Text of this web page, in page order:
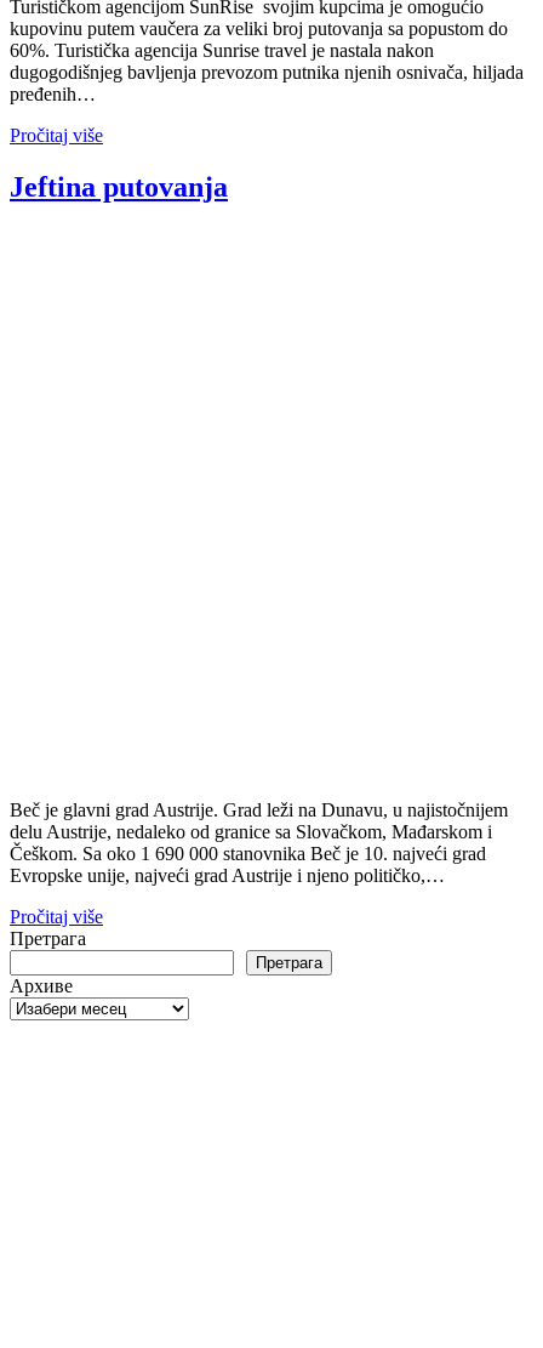
Turističkom agencijom SunRise svojim kupcima je omogućio
kupovinu putem vaučera za veliki broj putovanja sa popustom do
60%. Turistička agencija Sunrise travel je nastala nakon
dugogodišnjeg bavljenja prevozom putnika njenih osnivača, hiljada
pređenih…
Pročitaj više
Jeftina putovanja
Beč je glavni grad Austrije. Grad leži na Dunavu, u najistočnijem
delu Austrije, nedaleko od granice sa Slovačkom, Mađarskom i
Češkom. Sa oko 1 690 000 stanovnika Beč je 10. najveći grad
Evropske unije, najveći grad Austrije i njeno političko,…
Pročitaj više
Претрага
Претрага
Архиве